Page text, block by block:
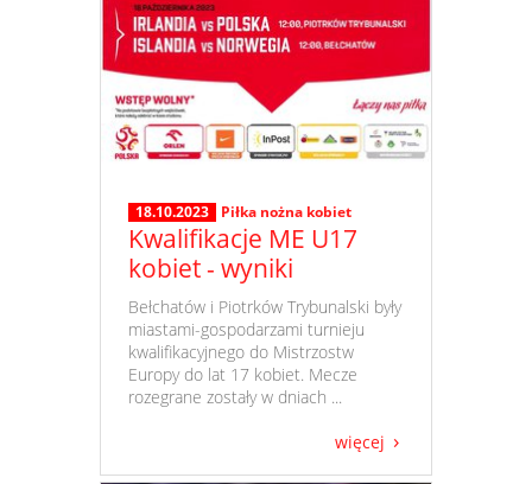
18.10.2023 Piłka nożna kobiet
Kwalifikacje ME U17
kobiet - wyniki
​ Bełchatów i Piotrków Trybunalski były
miastami-gospodarzami turnieju
kwalifikacyjnego do Mistrzostw
Europy do lat 17 kobiet. Mecze
rozegrane zostały w dniach ...
więcej